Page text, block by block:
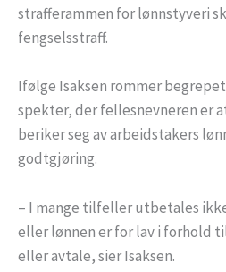
strafferammen for lønnstyveri
fengselsstraff.
Ifølge Isaksen rommer
spekter, der fellesnevneren er
beriker seg av arbeidstakers
godtgjøring.
– I mange tilfeller utbetales
eller lønnen er for lav i forhold
eller avtale, sier Isaksen.